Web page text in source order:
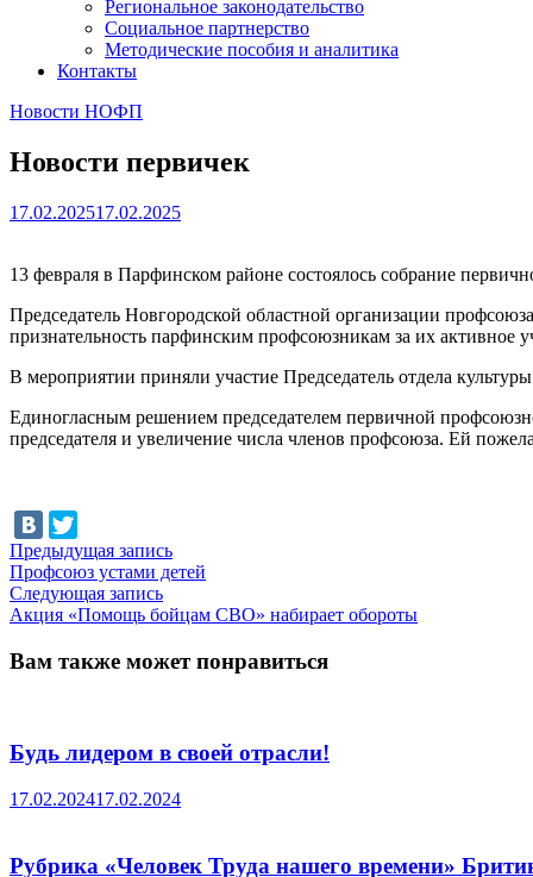
Региональное законодательство
Социальное партнерство
Методические пособия и аналитика
Контакты
Новости НОФП
Новости первичек
17.02.202517.02.2025
13 февраля в Парфинском районе состоялось собрание
Председатель Новгородской областной организации
признательность парфинским профсоюзникам за их активное
В мероприятии приняли участие Председатель отдела
Единогласным решением председателем первичной
председателя и увеличение числа членов профсоюза. Ей
Навигация
по
записям
Предыдущая записьПредыдущая
запись:
Профсоюз устами детей
Следующая записьСледующая
запись:
Акция «Помощь бойцам СВО» набирает обороты
Вам также может понравиться
Будь лидером в своей отрасли!
17.02.202417.02.2024
Рубрика «Человек Труда нашего времени»